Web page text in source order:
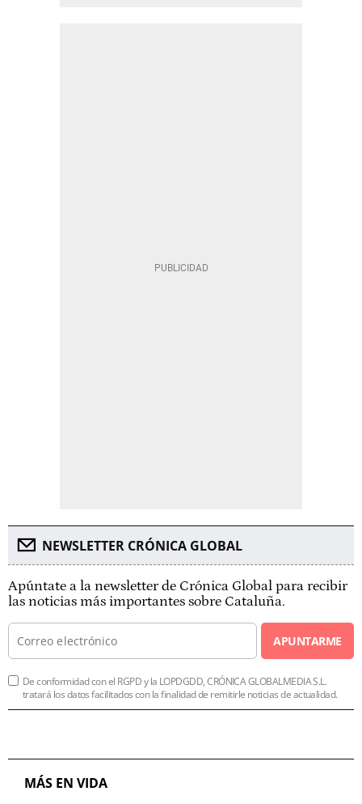
NEWSLETTER CRÓNICA GLOBAL
Apúntate a la newsletter de Crónica Global para recibir
las noticias más importantes sobre Cataluña.
APUNTARME
De conformidad con el RGPD y la LOPDGDD, CRÓNICA GLOBALMEDIA S.L.
tratará los datos facilitados con la finalidad de remitirle noticias de actualidad.
MÁS EN VIDA